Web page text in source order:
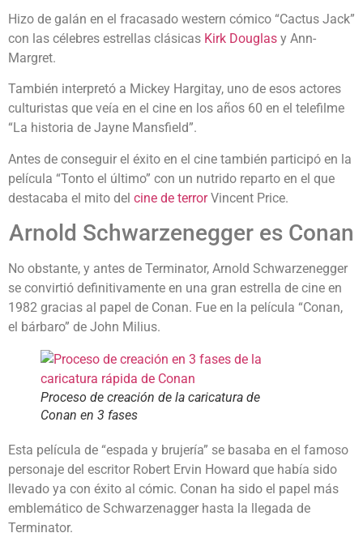
Hizo de galán en el fracasado western cómico “Cactus Jack”
con las célebres estrellas clásicas Kirk Douglas y Ann-
Margret.
También interpretó a Mickey Hargitay, uno de esos actores
culturistas que veía en el cine en los años 60 en el telefilme
“La historia de Jayne Mansfield”.
Antes de conseguir el éxito en el cine también participó en la
película “Tonto el último” con un nutrido reparto en el que
destacaba el mito del cine de terrorVincent Price.
Arnold Schwarzenegger es Conan
No obstante, y antes de Terminator, Arnold Schwarzenegger
se convirtió definitivamente en una gran estrella de cine en
1982 gracias al papel de Conan. Fue en la película “Conan,
el bárbaro” de John Milius.
Proceso de creación de la caricatura de
Conan en 3 fases
Esta película de “espada y brujería” se basaba en el famoso
personaje del escritor Robert Ervin Howard que había sido
llevado ya con éxito al cómic. Conan ha sido el papel más
emblemático de Schwarzenagger hasta la llegada de
Terminator.